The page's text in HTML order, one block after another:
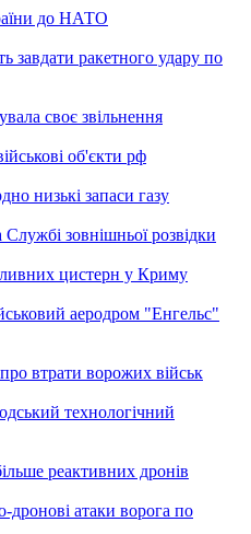
до НАТО
завдати ракетного удару по
своє звільнення
об'єкти рф
низькі запаси газу
зовнішньої розвідки
цистерн у Криму
аеродром "Енгельс"
втрати ворожих військ
технологічний
реактивних дронів
дронові атаки ворога по